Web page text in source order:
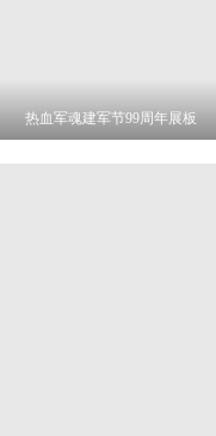
热血军魂建军节99周年展板